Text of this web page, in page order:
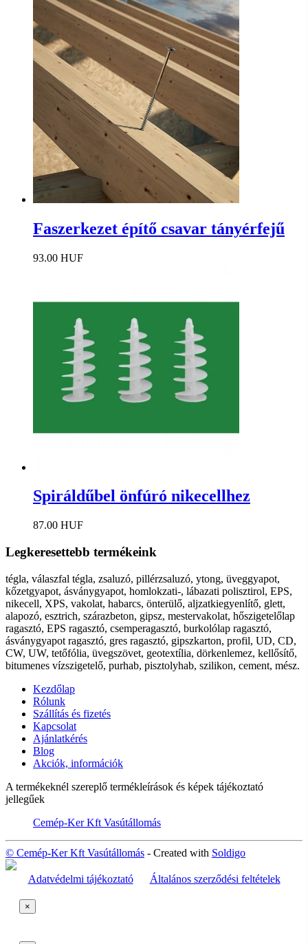
Faszerkezet építő csavar tányérfejű
93.00 HUF
Spiráldűbel önfúró nikecellhez
87.00 HUF
Legkeresettebb termékeink
tégla, válaszfal tégla, zsaluzó, pillérzsaluzó, ytong, üveggyapot,
kőzetgyapot, ásványgyapot, homlokzati-, lábazati polisztirol, EPS,
nikecell, XPS, vakolat, habarcs, önterülő, aljzatkiegyenlítő, glett,
alapozó, esztrich, szárazbeton, gipsz, mestervakolat, hőszigetelőlap
ragasztó, EPS ragasztó, csemperagasztó, burkolólap ragasztó,
ásványgyapot ragasztó, gres ragasztó, gipszkarton, profil, UD, CD,
CW, UW, tetőfólia, üvegszövet, geotextília, dörkenlemez, kellősítő,
bitumenes vízszigetelő, purhab, pisztolyhab, szilikon, cement, mész.
Kezdőlap
Rólunk
Szállítás és fizetés
Kapcsolat
Ajánlatkérés
Blog
Akciók, információk
A termékeknél szereplő termékleírások és képek tájékoztató
jellegűek
Cemép-Ker Kft Vasútállomás
© Cemép-Ker Kft Vasútállomás - Created with Soldigo
Adatvédelmi tájékoztató Általános szerződési feltételek
×